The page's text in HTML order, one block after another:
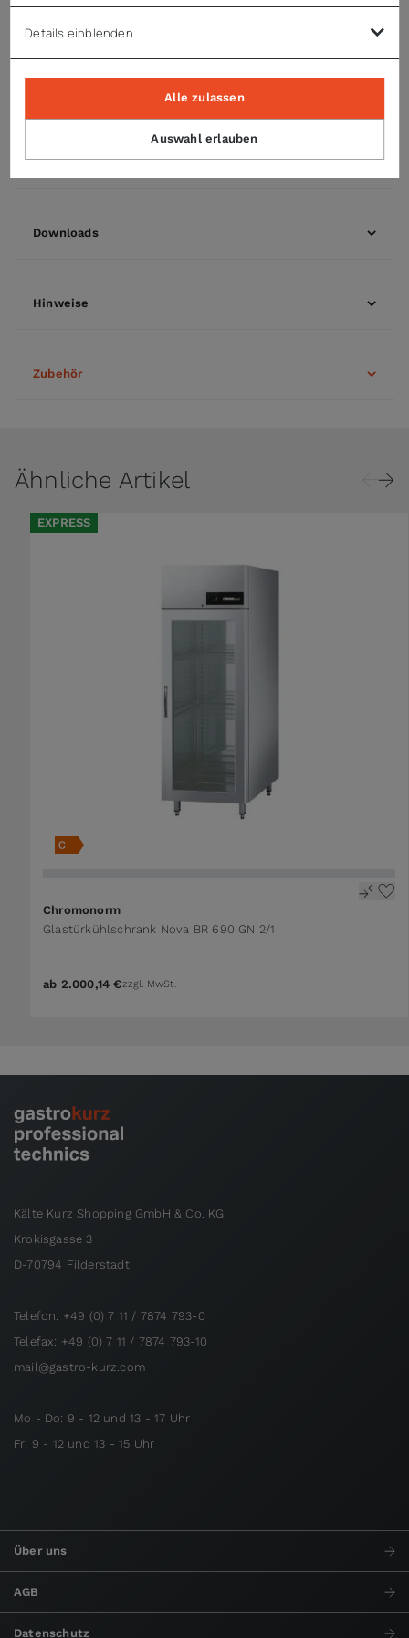
natürliches Kältemittel R600a
Technische Daten
Downloads
Hinweise
Zubehör
Ähnliche Artikel
EXPRESS
Chromonorm
Glastürkühlschrank Nova BR 690 GN 2/1
ab 2.000,14 €zzgl. MwSt.
Kälte Kurz Shopping GmbH & Co. KG
Krokisgasse 3
D-70794 Filderstadt
Telefon: +49 (0) 7 11 / 7874 793-0
Telefax: +49 (0) 7 11 / 7874 793-10
mail@gastro-kurz.com
Mo - Do: 9 - 12 und 13 - 17 Uhr
Fr: 9 - 12 und 13 - 15 Uhr
Über uns
AGB
Datenschutz
Details einblenden
Auswahl erlauben
Alle zulassen